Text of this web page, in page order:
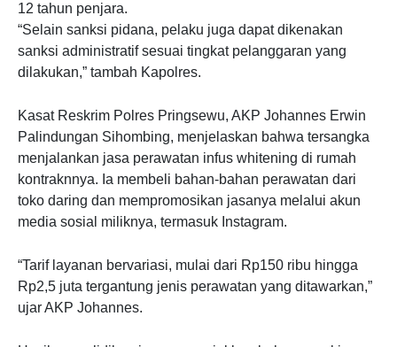
12 tahun penjara.
“Selain sanksi pidana, pelaku juga dapat dikenakan
sanksi administratif sesuai tingkat pelanggaran yang
dilakukan,” tambah Kapolres.
Kasat Reskrim Polres Pringsewu, AKP Johannes Erwin
Palindungan Sihombing, menjelaskan bahwa tersangka
menjalankan jasa perawatan infus whitening di rumah
kontraknnya. Ia membeli bahan-bahan perawatan dari
toko daring dan mempromosikan jasanya melalui akun
media sosial miliknya, termasuk Instagram.
“Tarif layanan bervariasi, mulai dari Rp150 ribu hingga
Rp2,5 juta tergantung jenis perawatan yang ditawarkan,”
ujar AKP Johannes.